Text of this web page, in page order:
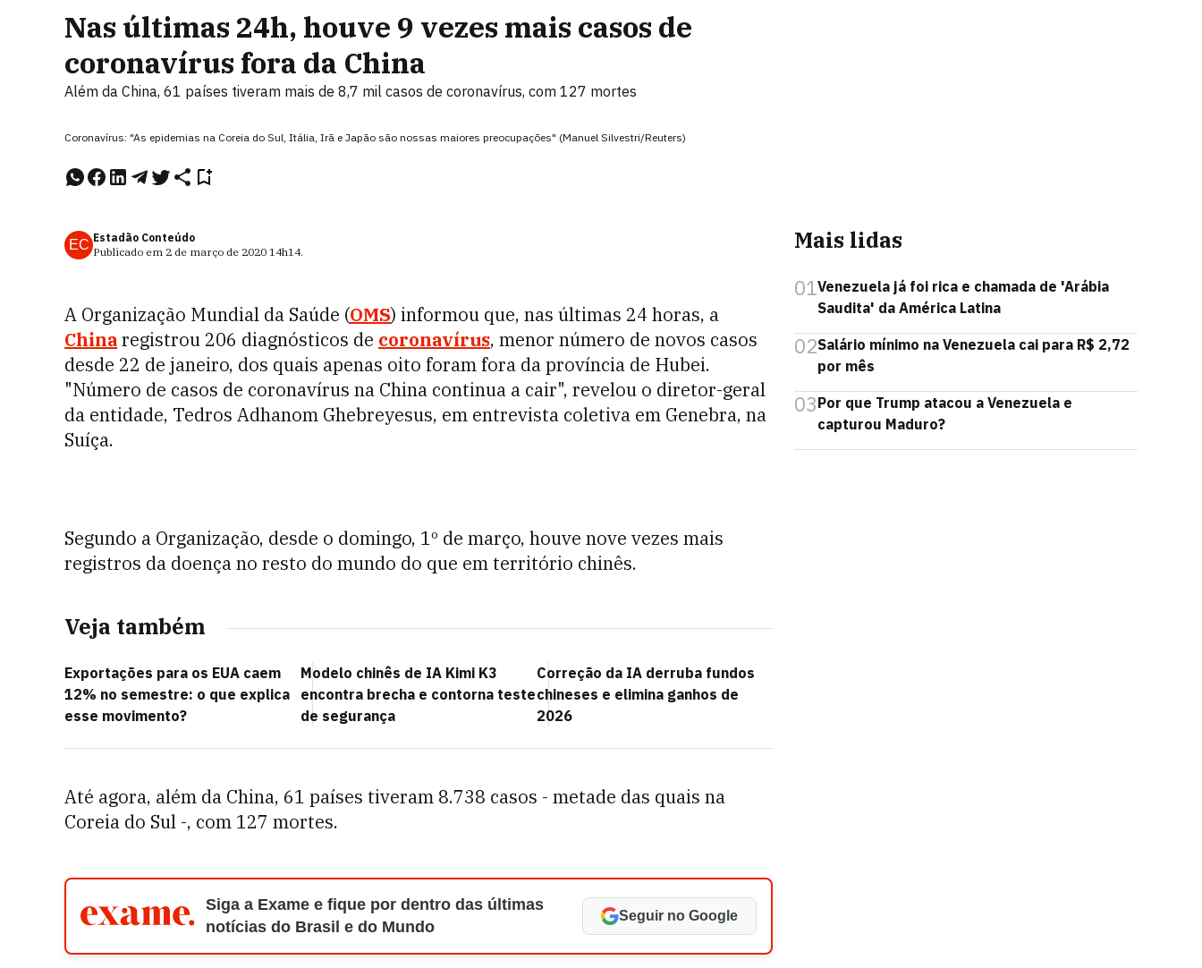
Nas últimas 24h, houve 9 vezes mais casos de
coronavírus fora da China
Além da China, 61 países tiveram mais de 8,7 mil casos de coronavírus, com 127 mortes
Coronavírus: "As epidemias na Coreia do Sul, Itália, Irã e Japão são nossas maiores preocupações" (Manuel Silvestri/Reuters)
EC Estadão Conteúdo
Publicado em 2 de março de 2020 14h14.
A Organização Mundial da Saúde (OMS) informou que, nas últimas 24 horas, a
Chinaregistrou 206 diagnósticos de coronavírus, menor número de novos casos
desde 22 de janeiro, dos quais apenas oito foram fora da província de Hubei.
"Número de casos de coronavírus na China continua a cair", revelou o diretor-geral
da entidade, Tedros Adhanom Ghebreyesus, em entrevista coletiva em Genebra, na
Suíça.
Segundo a Organização, desde o domingo, 1º de março, houve nove vezes mais
registros da doença no resto do mundo do que em território chinês.
Veja também
Exportações para os EUA caem
12% no semestre: o que explica
esse movimento?
Modelo chinês de IA Kimi K3
encontra brecha e contorna teste
de segurança
Correção da IA derruba fundos
chineses e elimina ganhos de
2026
Até agora, além da China, 61 países tiveram 8.738 casos - metade das quais na
Coreia do Sul -, com 127 mortes.
Siga a Exame e fique por dentro das últimas
notícias do Brasil e do Mundo
Seguir no Google
Mais lidas
01Venezuela já foi rica e chamada de 'Arábia
Saudita' da América Latina
02Salário mínimo na Venezuela cai para R$ 2,72
por mês
03Por que Trump atacou a Venezuela e
capturou Maduro?